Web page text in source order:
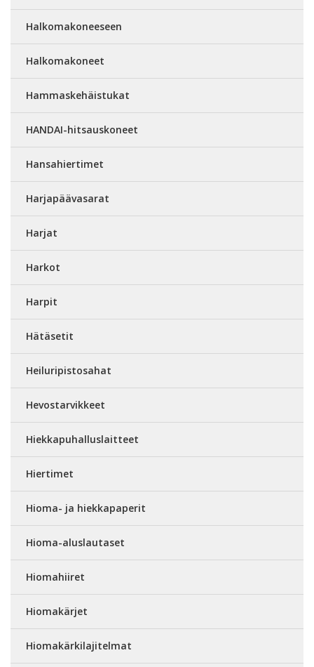
Halkomakoneeseen
Halkomakoneet
Hammaskehäistukat
HANDAI-hitsauskoneet
Hansahiertimet
Harjapäävasarat
Harjat
Harkot
Harpit
Hätäsetit
Heiluripistosahat
Hevostarvikkeet
Hiekkapuhalluslaitteet
Hiertimet
Hioma- ja hiekkapaperit
Hioma-aluslautaset
Hiomahiiret
Hiomakärjet
Hiomakärkilajitelmat